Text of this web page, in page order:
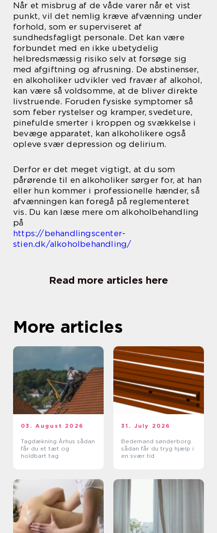
Når et misbrug af de våde varer når et vist
punkt, vil det nemlig kræve afvænning under
forhold, som er superviseret af
sundhedsfagligt personale. Det kan være
forbundet med en ikke ubetydelig
helbredsmæssig risiko selv at forsøge sig
med afgiftning og afrusning. De abstinenser,
en alkoholiker udvikler ved fravær af alkohol,
kan være så voldsomme, at de bliver direkte
livstruende. Foruden fysiske symptomer så
som feber rystelser og kramper, svedeture,
pinefulde smerter i kroppen og svækkelse i
bevæge apparatet, kan alkoholikere også
opleve svær depression og delirium.
Derfor er det meget vigtigt, at du som
pårørende til en alkoholiker sørger for, at han
eller hun kommer i professionelle hænder, så
afvænningen kan foregå på reglementeret
vis. Du kan læse mere om alkoholbehandling
på
https://behandlingscenter-
stien.dk/alkoholbehandling/
Read more articles here
More articles
03. August 2026
Tagdækning Århus sådan
får du et tæt og
holdbart tag
31. July 2026
Bedemand sønderborg
sådan får du tryg hjælp i
en svær tid